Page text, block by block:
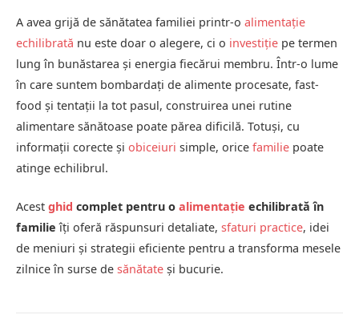
A avea grijă de sănătatea familiei printr-o alimentație
echilibrată nu este doar o alegere, ci o investiție pe termen
lung în bunăstarea și energia fiecărui membru. Într-o lume
în care suntem bombardați de alimente procesate, fast-
food și tentații la tot pasul, construirea unei rutine
alimentare sănătoase poate părea dificilă. Totuși, cu
informații corecte și obiceiuri simple, orice familie poate
atinge echilibrul.
Acest ghid complet pentru o alimentație echilibrată în
familie îți oferă răspunsuri detaliate, sfaturi practice, idei
de meniuri și strategii eficiente pentru a transforma mesele
zilnice în surse de sănătate și bucurie.